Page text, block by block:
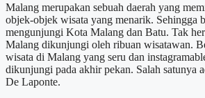
Malang merupakan sebuah daerah yang
objek-objek wisata yang menarik. Sehingga
mengunjungi Kota Malang dan Batu. Tak
Malang dikunjungi oleh ribuan wisatawan.
wisata di Malang yang seru dan
dikunjungi pada akhir pekan. Salah satunya
De Laponte.